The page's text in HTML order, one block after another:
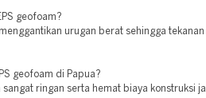
geofoam?
urugan berat sehingga
geofoam di Papua?
sangat ringan serta hemat biaya konstruksi